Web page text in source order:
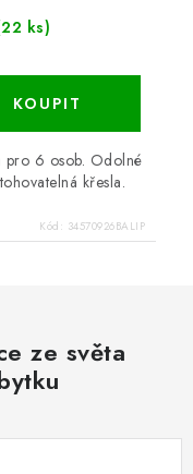
ks)
pro 6 osob. Odolné
křesla.
Kód: 34570926BALIP
ze světa